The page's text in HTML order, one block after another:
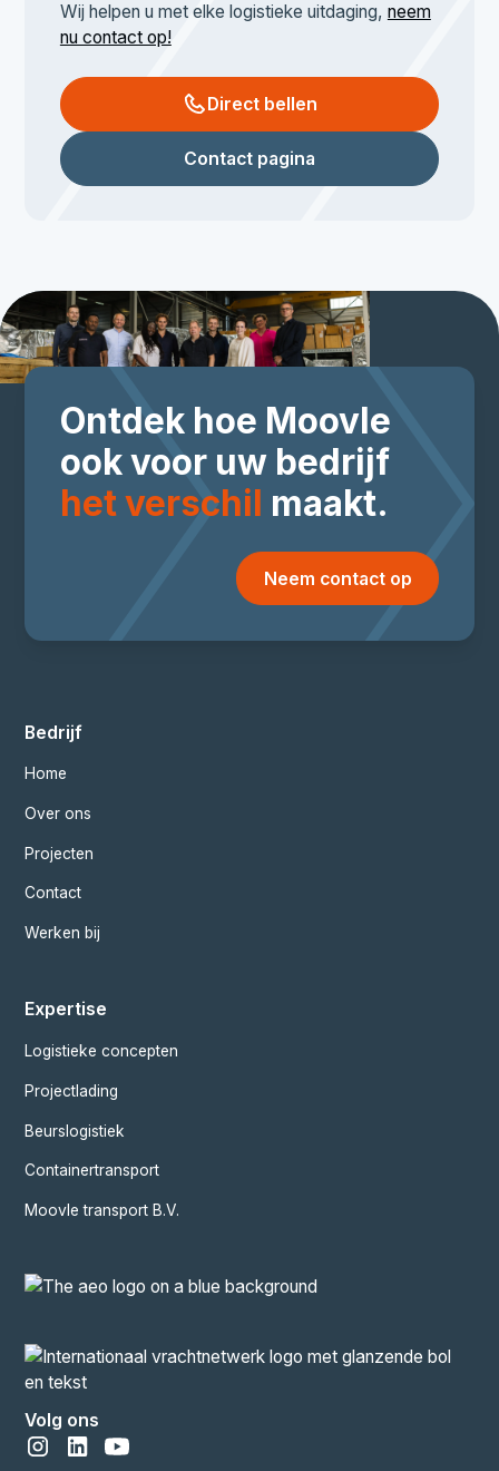
Wij helpen u met elke logistieke uitdaging, neem
nu contact op!
Direct bellen
Contact pagina
Ontdek hoe Moovle
ook voor uw bedrijf
het verschil maakt.
Neem contact op
Bedrijf
Home
Over ons
Projecten
Contact
Werken bij
Expertise
Logistieke concepten
Projectlading
Beurslogistiek
Containertransport
Moovle transport B.V.
Volg ons